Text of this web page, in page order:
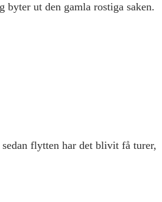
ut den gamla rostiga saken.
sedan flytten har det blivit få turer,